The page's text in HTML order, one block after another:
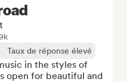
Taux de réponse élevé
in the styles of
open for beautiful and